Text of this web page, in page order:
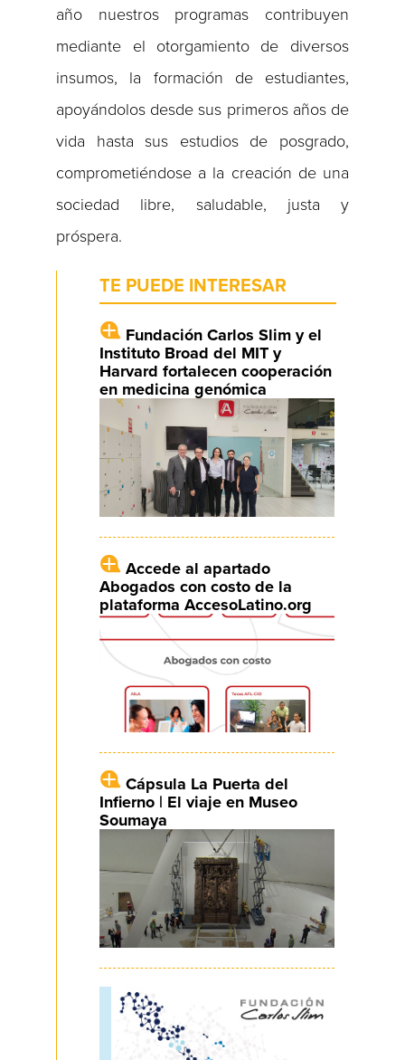
año nuestros programas contribuyen
mediante el otorgamiento de diversos
insumos, la formación de estudiantes,
apoyándolos desde sus primeros años de
vida hasta sus estudios de posgrado,
comprometiéndose a la creación de una
sociedad libre, saludable, justa y
próspera.
TE PUEDE INTERESAR
Fundación Carlos Slim y el
Instituto Broad del MIT y
Harvard fortalecen cooperación
en medicina genómica
Accede al apartado
Abogados con costo de la
plataforma AccesoLatino.org
Cápsula La Puerta del
Infierno | El viaje en Museo
Soumaya